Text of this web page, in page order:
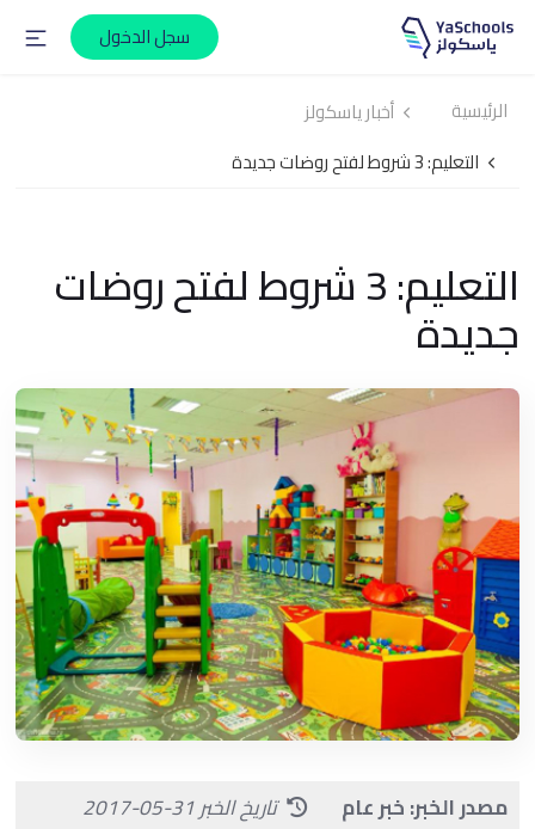
سجل الدخول
الرئيسية
أخبار ياسكولز
التعليم: 3 شروط لفتح روضات جديدة
التعليم: 3 شروط لفتح روضات
جديدة
مصدر الخبر: خبر عام
تاريخ الخبر 31-05-2017